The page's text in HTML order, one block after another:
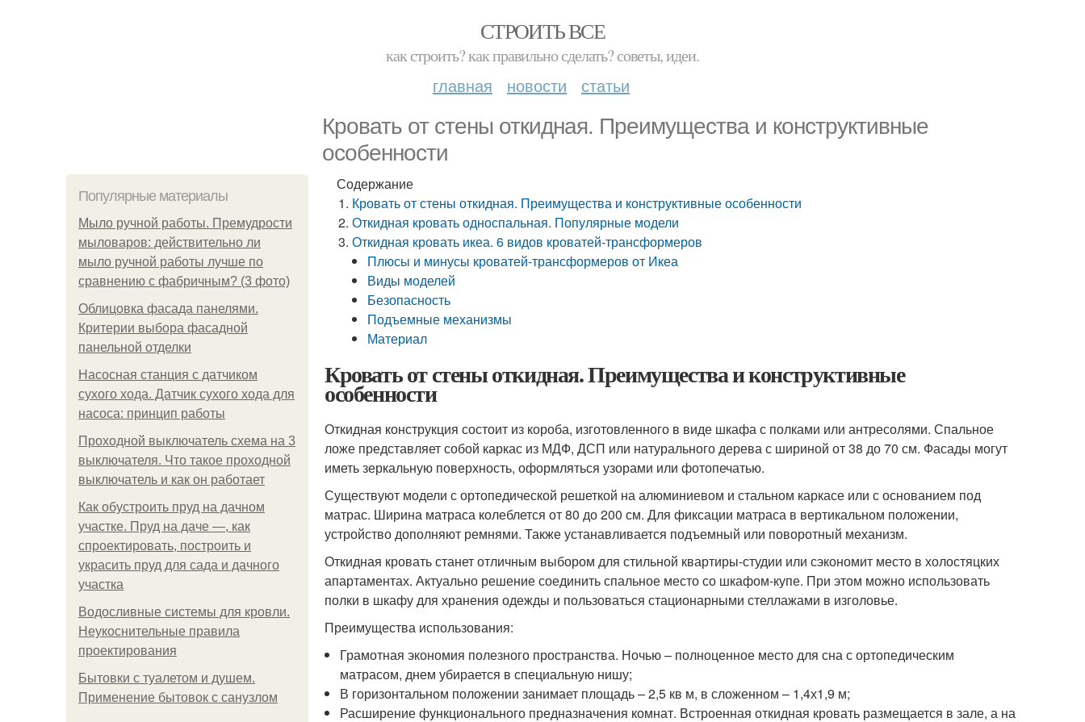
СТРОИТЬ ВСЕ
как строить? как правильно сделать? советы, идеи.
главная новости статьи
Кровать от стены откидная. Преимущества и конструктивные
особенности
Популярные материалы
Мыло ручной работы. Премудрости
мыловаров: действительно ли
мыло ручной работы лучше по
сравнению с фабричным? (3 фото)
Облицовка фасада панелями.
Критерии выбора фасадной
панельной отделки
Насосная станция с датчиком
сухого хода. Датчик сухого хода для
насоса: принцип работы
Проходной выключатель схема на 3
выключателя. Что такое проходной
выключатель и как он работает
Как обустроить пруд на дачном
участке. Пруд на даче —, как
спроектировать, построить и
украсить пруд для сада и дачного
участка
Водосливные системы для кровли.
Неукоснительные правила
проектирования
Бытовки с туалетом и душем.
Применение бытовок с санузлом
Содержание
Кровать от стены откидная. Преимущества и конструктивные особенности
Откидная кровать односпальная. Популярные модели
Откидная кровать икеа. 6 видов кроватей-трансформеров
Плюсы и минусы кроватей-трансформеров от Икеа
Виды моделей
Безопасность
Подъемные механизмы
Материал
Кровать от стены откидная. Преимущества и конструктивные
особенности
Откидная конструкция состоит из короба, изготовленного в виде шкафа с полками или антресолями. Спальное
ложе представляет собой каркас из МДФ, ДСП или натурального дерева с шириной от 38 до 70 см. Фасады могут
иметь зеркальную поверхность, оформляться узорами или фотопечатью.
Существуют модели с ортопедической решеткой на алюминиевом и стальном каркасе или с основанием под
матрас. Ширина матраса колеблется от 80 до 200 см. Для фиксации матраса в вертикальном положении,
устройство дополняют ремнями. Также устанавливается подъемный или поворотный механизм.
Откидная кровать станет отличным выбором для стильной квартиры-студии или сэкономит место в холостяцких
апартаментах. Актуально решение соединить спальное место со шкафом-купе. При этом можно использовать
полки в шкафу для хранения одежды и пользоваться стационарными стеллажами в изголовье.
Преимущества использования:
Грамотная экономия полезного пространства. Ночью – полноценное место для сна с ортопедическим
матрасом, днем убирается в специальную нишу;
В горизонтальном положении занимает площадь – 2,5 кв м, в сложенном – 1,4х1,9 м;
Расширение функционального предназначения комнат. Встроенная откидная кровать размещается в зале, а на